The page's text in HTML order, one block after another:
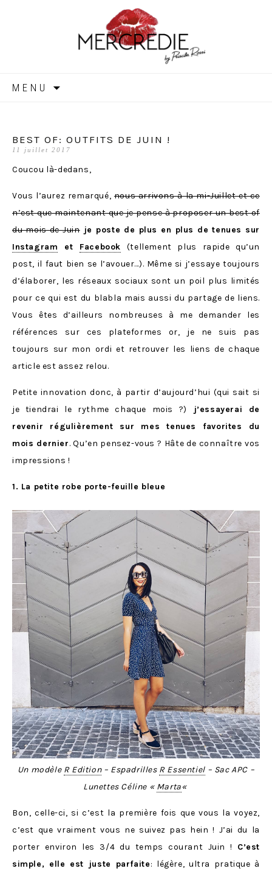
MERCREDIE
MENU
BEST OF: OUTFITS DE JUIN !
11 juillet 2017
Coucou là-dedans,
Vous l’aurez remarqué,nous arrivons à la mi-Juillet et ce
n’est que maintenant que je pense à proposer un best of
du mois de Juinje poste de plus en plus de tenues sur
Instagram et Facebook (tellement plus rapide qu’un
post, il faut bien se l’avouer…). Même si j’essaye toujours
d’élaborer, les réseaux sociaux sont un poil plus limités
pour ce qui est du blabla mais aussi du partage de liens.
Vous êtes d’ailleurs nombreuses à me demander les
références sur ces plateformes or, je ne suis pas
toujours sur mon ordi et retrouver les liens de chaque
article est assez relou.
Petite innovation donc, à partir d’aujourd’hui (qui sait si
je tiendrai le rythme chaque mois ?)
j’essayerai de
revenir régulièrement sur mes tenues favorites du
mois dernier. Qu’en pensez-vous ? Hâte de connaître vos
impressions !
1. La petite robe porte-feuille bleue
Un modèle R Edition– Espadrilles R Essentiel– Sac APC –
Lunettes Céline « Marta«
Bon, celle-ci, si c’est la première fois que vous la voyez,
c’est que vraiment vous ne suivez pas hein ! J’ai du la
porter environ les 3/4 du temps courant Juin ! C’est
simple, elle est juste parfaite: légère, ultra pratique à